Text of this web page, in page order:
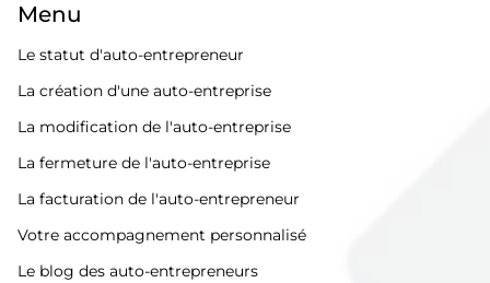
Menu
Le statut d'auto-entrepreneur
La création d'une auto-entreprise
La modification de l'auto-entreprise
La fermeture de l'auto-entreprise
La facturation de l'auto-entrepreneur
Votre accompagnement personnalisé
Le blog des auto-entrepreneurs